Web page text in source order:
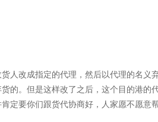
人改成指定的代理，然后以代理的名义
的。但是这样改了之后，这个目的港的
定要你们跟货代协商好，人家愿不愿意